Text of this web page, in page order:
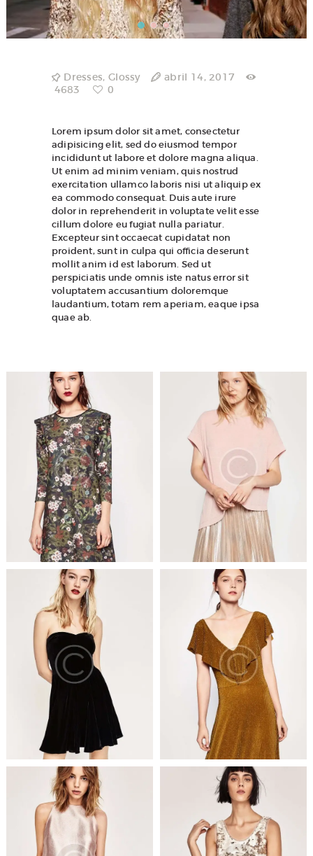
Dresses, Glossy
abril 14, 2017
4683
0
Lorem ipsum dolor sit amet, consectetur
adipisicing elit, sed do eiusmod tempor
incididunt ut labore et dolore magna aliqua.
Ut enim ad minim veniam, quis nostrud
exercitation ullamco laboris nisi ut aliquip ex
ea commodo consequat. Duis aute irure
dolor in reprehenderit in voluptate velit esse
cillum dolore eu fugiat nulla pariatur.
Excepteur sint occaecat cupidatat non
proident, sunt in culpa qui officia deserunt
mollit anim id est laborum. Sed ut
perspiciatis unde omnis iste natus error sit
voluptatem accusantium doloremque
laudantium, totam rem aperiam, eaque ipsa
quae ab.